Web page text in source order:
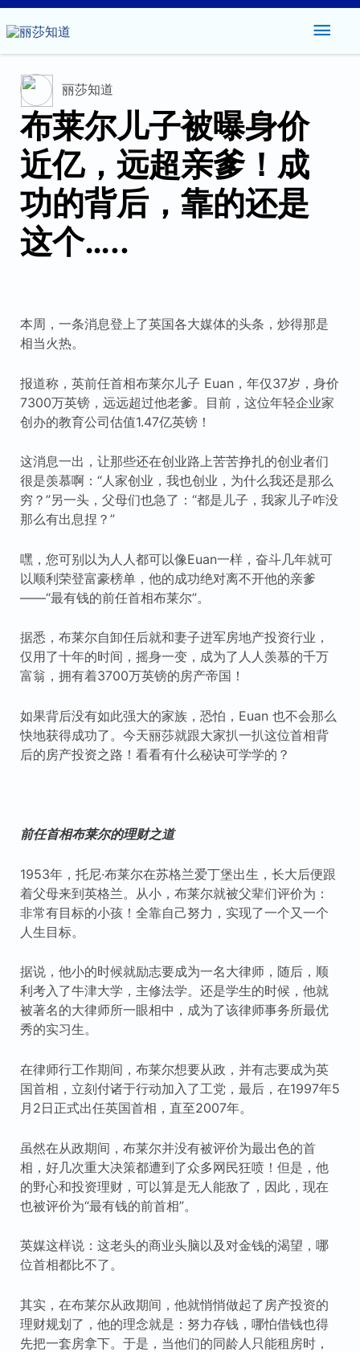
主
丽莎知道
布莱尔儿子被曝身价
近亿，远超亲爹！成
功的背后，靠的还是
这个…..
本周，一条消息登上了英国各大媒体的头条，炒得那是
相当火热。
报道称，英前任首相布莱尔儿子 Euan，年仅37岁，身价
7300万英镑，远远超过他老爹。目前，这位年轻企业家
创办的教育公司估值1.47亿英镑！
这消息一出，让那些还在创业路上苦苦挣扎的创业者们
很是羡慕啊：“人家创业，我也创业，为什么我还是那么
穷？”另一头，父母们也急了：“都是儿子，我家儿子咋没
那么有出息捏？”
嘿，您可别以为人人都可以像Euan一样，奋斗几年就可
以顺利荣登富豪榜单，他的成功绝对离不开他的亲爹
——“最有钱的前任首相布莱尔”。
据悉，布莱尔自卸任后就和妻子进军房地产投资行业，
仅用了十年的时间，摇身一变，成为了人人羡慕的千万
富翁，拥有着3700万英镑的房产帝国！
如果背后没有如此强大的家族，恐怕，Euan 也不会那么
快地获得成功了。今天丽莎就跟大家扒一扒这位首相背
后的房产投资之路！看看有什么秘诀可学学的？
前任首相布莱尔的理财之道
1953年，托尼·布莱尔在苏格兰爱丁堡出生，长大后便跟
着父母来到英格兰。从小，布莱尔就被父辈们评价为：
非常有目标的小孩！全靠自己努力，实现了一个又一个
人生目标。
据说，他小的时候就励志要成为一名大律师，随后，顺
利考入了牛津大学，主修法学。还是学生的时候，他就
被著名的大律师所一眼相中，成为了该律师事务所最优
秀的实习生。
在律师行工作期间，布莱尔想要从政，并有志要成为英
国首相，立刻付诸于行动加入了工党，最后，在1997年5
月2日正式出任英国首相，直至2007年。
虽然在从政期间，布莱尔并没有被评价为最出色的首
相，好几次重大决策都遭到了众多网民狂喷！但是，他
的野心和投资理财，可以算是无人能敌了，因此，现在
也被评价为“最有钱的前首相”。
英媒这样说：这老头的商业头脑以及对金钱的渴望，哪
位首相都比不了。
其实，在布莱尔从政期间，他就悄悄做起了房产投资的
理财规划了，他的理念就是：努力存钱，哪怕借钱也得
先把一套房拿下。于是，当他们的同龄人只能租房时，